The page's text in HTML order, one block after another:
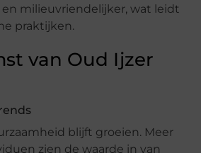
milieuvriendelijker, wat leidt
praktijken.
van Oud Ijzer
blijft groeien. Meer
zien de waarde in van